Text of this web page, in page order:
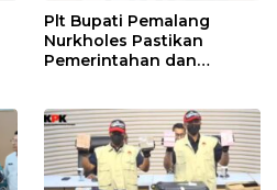
Plt Bupati Pemalang
Nurkholes Pastikan
Pemerintahan dan